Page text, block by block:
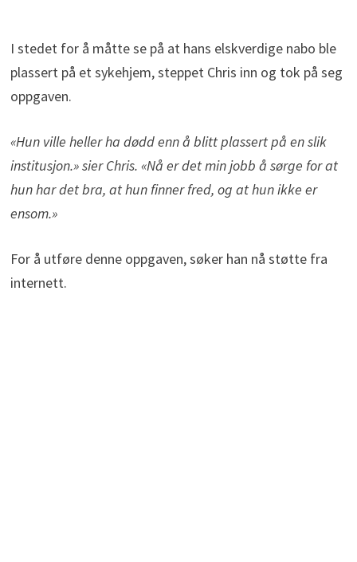
I stedet for å måtte se på at hans elskverdige nabo ble
plassert på et sykehjem, steppet Chris inn og tok på seg
oppgaven.
«Hun ville heller ha dødd enn å blitt plassert på en slik
institusjon.» sier Chris. «Nå er det min jobb å sørge for at
hun har det bra, at hun finner fred, og at hun ikke er
ensom.»
For å utføre denne oppgaven, søker han nå støtte fra
internett.